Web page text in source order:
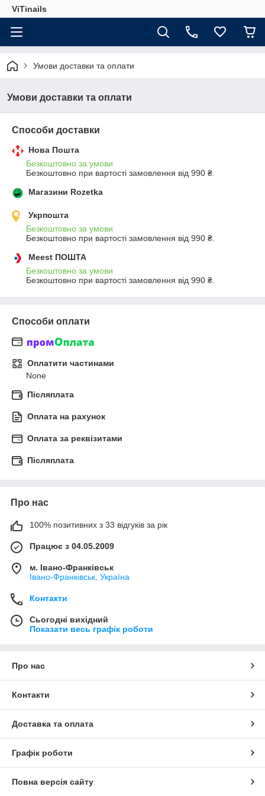
ViTinails
Умови доставки та оплати
Умови доставки та оплати
Способи доставки
Нова Пошта
Безкоштовно за умови
Безкоштовно при вартості замовлення від 990 ₴.
Магазини Rozetka
Укрпошта
Безкоштовно за умови
Безкоштовно при вартості замовлення від 990 ₴.
Meest ПОШТА
Безкоштовно за умови
Безкоштовно при вартості замовлення від 990 ₴.
Способи оплати
Оплатити частинами
None
Післяплата
Оплата на рахунок
Оплата за реквізитами
Післяплата
Про нас
100% позитивних з 33 відгуків за рік
Працює з 04.05.2009
м. Івано-Франківськ
Івано-Франківськ, Україна
Контакти
Сьогодні вихідний
Показати весь графік роботи
Про нас
Контакти
Доставка та оплата
Графік роботи
Повна версія сайту